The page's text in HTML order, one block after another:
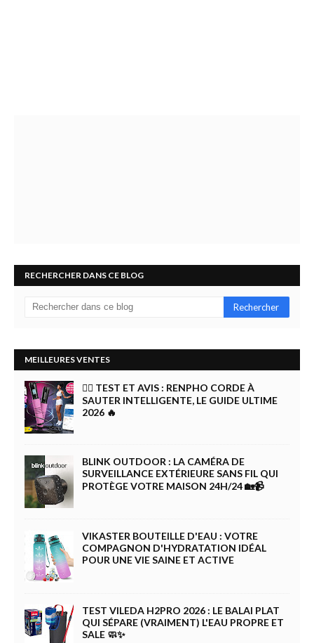
RECHERCHER DANS CE BLOG
MEILLEURES VENTES
🏋️‍♀️ TEST ET AVIS : RENPHO CORDE À
SAUTER INTELLIGENTE, LE GUIDE ULTIME
2026 🔥
BLINK OUTDOOR : LA CAMÉRA DE
SURVEILLANCE EXTÉRIEURE SANS FIL QUI
PROTÈGE VOTRE MAISON 24H/24 🏡📹
VIKASTER BOUTEILLE D'EAU : VOTRE
COMPAGNON D'HYDRATATION IDÉAL
POUR UNE VIE SAINE ET ACTIVE
TEST VILEDA H2PRO 2026 : LE BALAI PLAT
QUI SÉPARE (VRAIMENT) L'EAU PROPRE ET
SALE 🧼✨